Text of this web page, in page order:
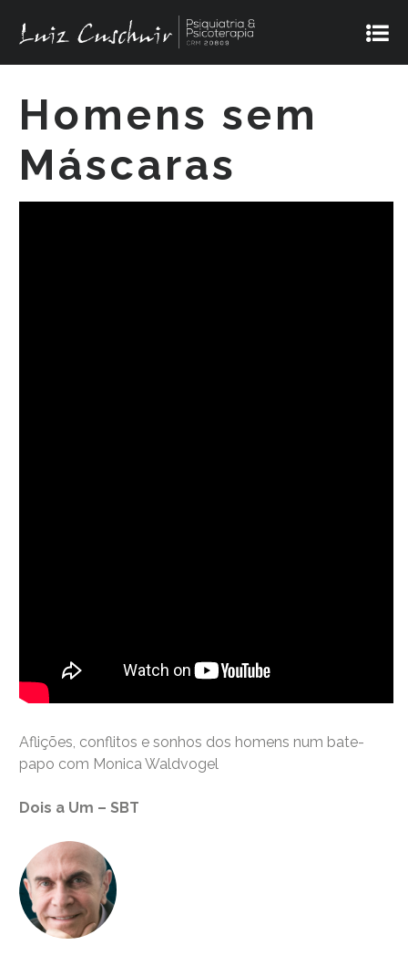
Homens sem
Máscaras
Aflições, conflitos e sonhos dos homens num bate-
papo com Monica Waldvogel
Dois a Um – SBT